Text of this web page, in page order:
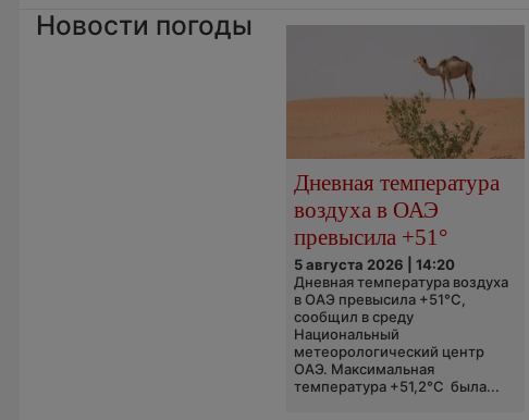
Новости погоды
Дневная температура
воздуха в ОАЭ
превысила +51°
5 августа 2026 | 14:20
Дневная температура воздуха
в ОАЭ превысила +51°C,
сообщил в среду
Национальный
метеорологический центр
ОАЭ. Максимальная
температура +51,2°C была...